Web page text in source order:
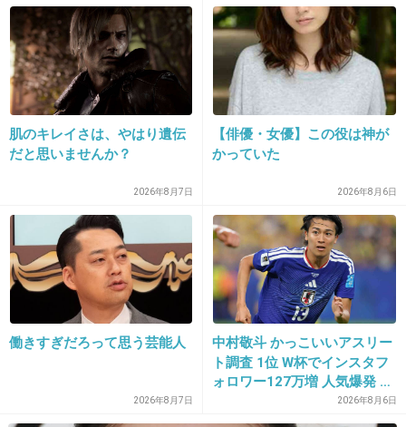
15. 匿名 2013/04/02(火) 22:17:09
歯きたなっ
+42 -49
16. 匿名2013/04/02(火) 22:17:55
ニューハーフ？
+21 -33
肌のキレイさは、やはり遺伝
だと思いませんか？
2026年8月7日
【俳優・女優】この役は神が
かっていた
2026年8月6日
働きすぎだろって思う芸能人
2026年8月7日
中村敬斗 かっこいいアスリー
ト調査 1位 W杯でインスタフ
ォロワー127万増 人気爆発 …
2位 高橋藍 3位 大谷翔平2026年8月6日